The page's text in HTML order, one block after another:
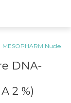
MESOPHARM
DNA-
2 %)